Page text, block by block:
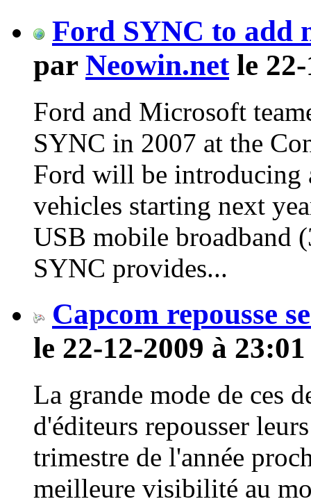
Ford SYNC to add
par Neowin.netle 22-
Ford and Microsoft
SYNC in 2007 at the
Ford will be introducing
vehicles starting next
USB mobile broadband
SYNC provides...
Capcom repousse
le 22-12-2009 à 23:01
La grande mode de ces
d'éditeurs repousser
trimestre de l'année
meilleure visibilité au